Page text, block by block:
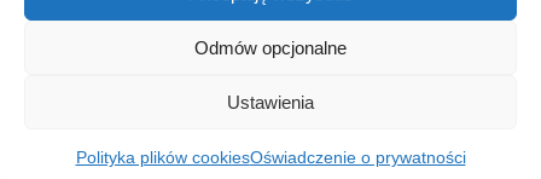
Odmów opcjonalne
Ustawienia
Polityka plików cookiesOświadczenie o prywatności
Prawa autorskie © 2026 zgłębnik.pl
Regulamin zglebnik.pl
Polityka prywatności